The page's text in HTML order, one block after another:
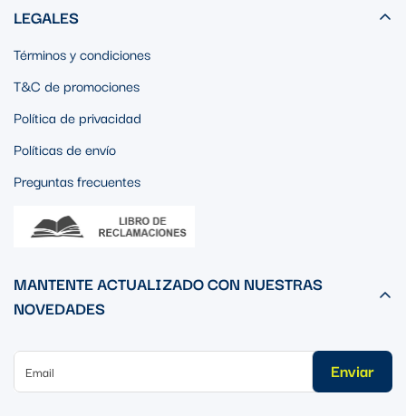
LEGALES
Términos y condiciones
T&C de promociones
Política de privacidad
Políticas de envío
Preguntas frecuentes
MANTENTE ACTUALIZADO CON NUESTRAS
NOVEDADES
Enviar